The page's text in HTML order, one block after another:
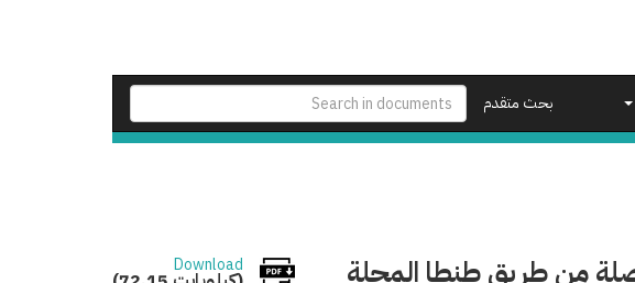
بحث متقدم
من طريق طنطا المحلة Download